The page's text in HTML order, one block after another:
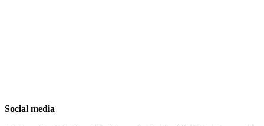
Social media